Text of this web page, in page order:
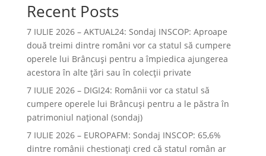
Recent Posts
7 IULIE 2026 – AKTUAL24: Sondaj INSCOP: Aproape
două treimi dintre români vor ca statul să cumpere
operele lui Brâncuşi pentru a împiedica ajungerea
acestora în alte ţări sau în colecţii private
7 IULIE 2026 – DIGI24: Românii vor ca statul să
cumpere operele lui Brâncuși pentru a le păstra în
patrimoniul național (sondaj)
7 IULIE 2026 – EUROPAFM: Sondaj INSCOP: 65,6%
dintre românii chestionați cred că statul român ar